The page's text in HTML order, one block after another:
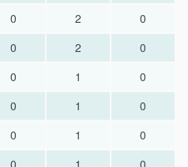
0 2
0
0 2
0
0 1
0
0 1
0
0 1
0
0 1 0